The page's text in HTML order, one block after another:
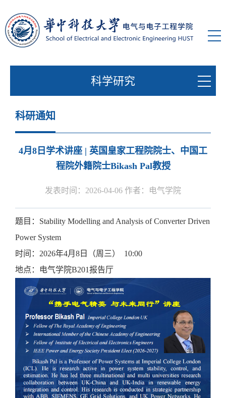
科学研究
科研通知
4月8日学术讲座 | 英国皇家工程院院士、中国工
程院外籍院士Bikash Pal教授
发表时间：2026-04-06 作者：电气学院
题目：Stability Modelling and Analysis of Converter Driven
Power System
时间：2026年4月8日（周三） 10:00
地点：电气学院B201报告厅